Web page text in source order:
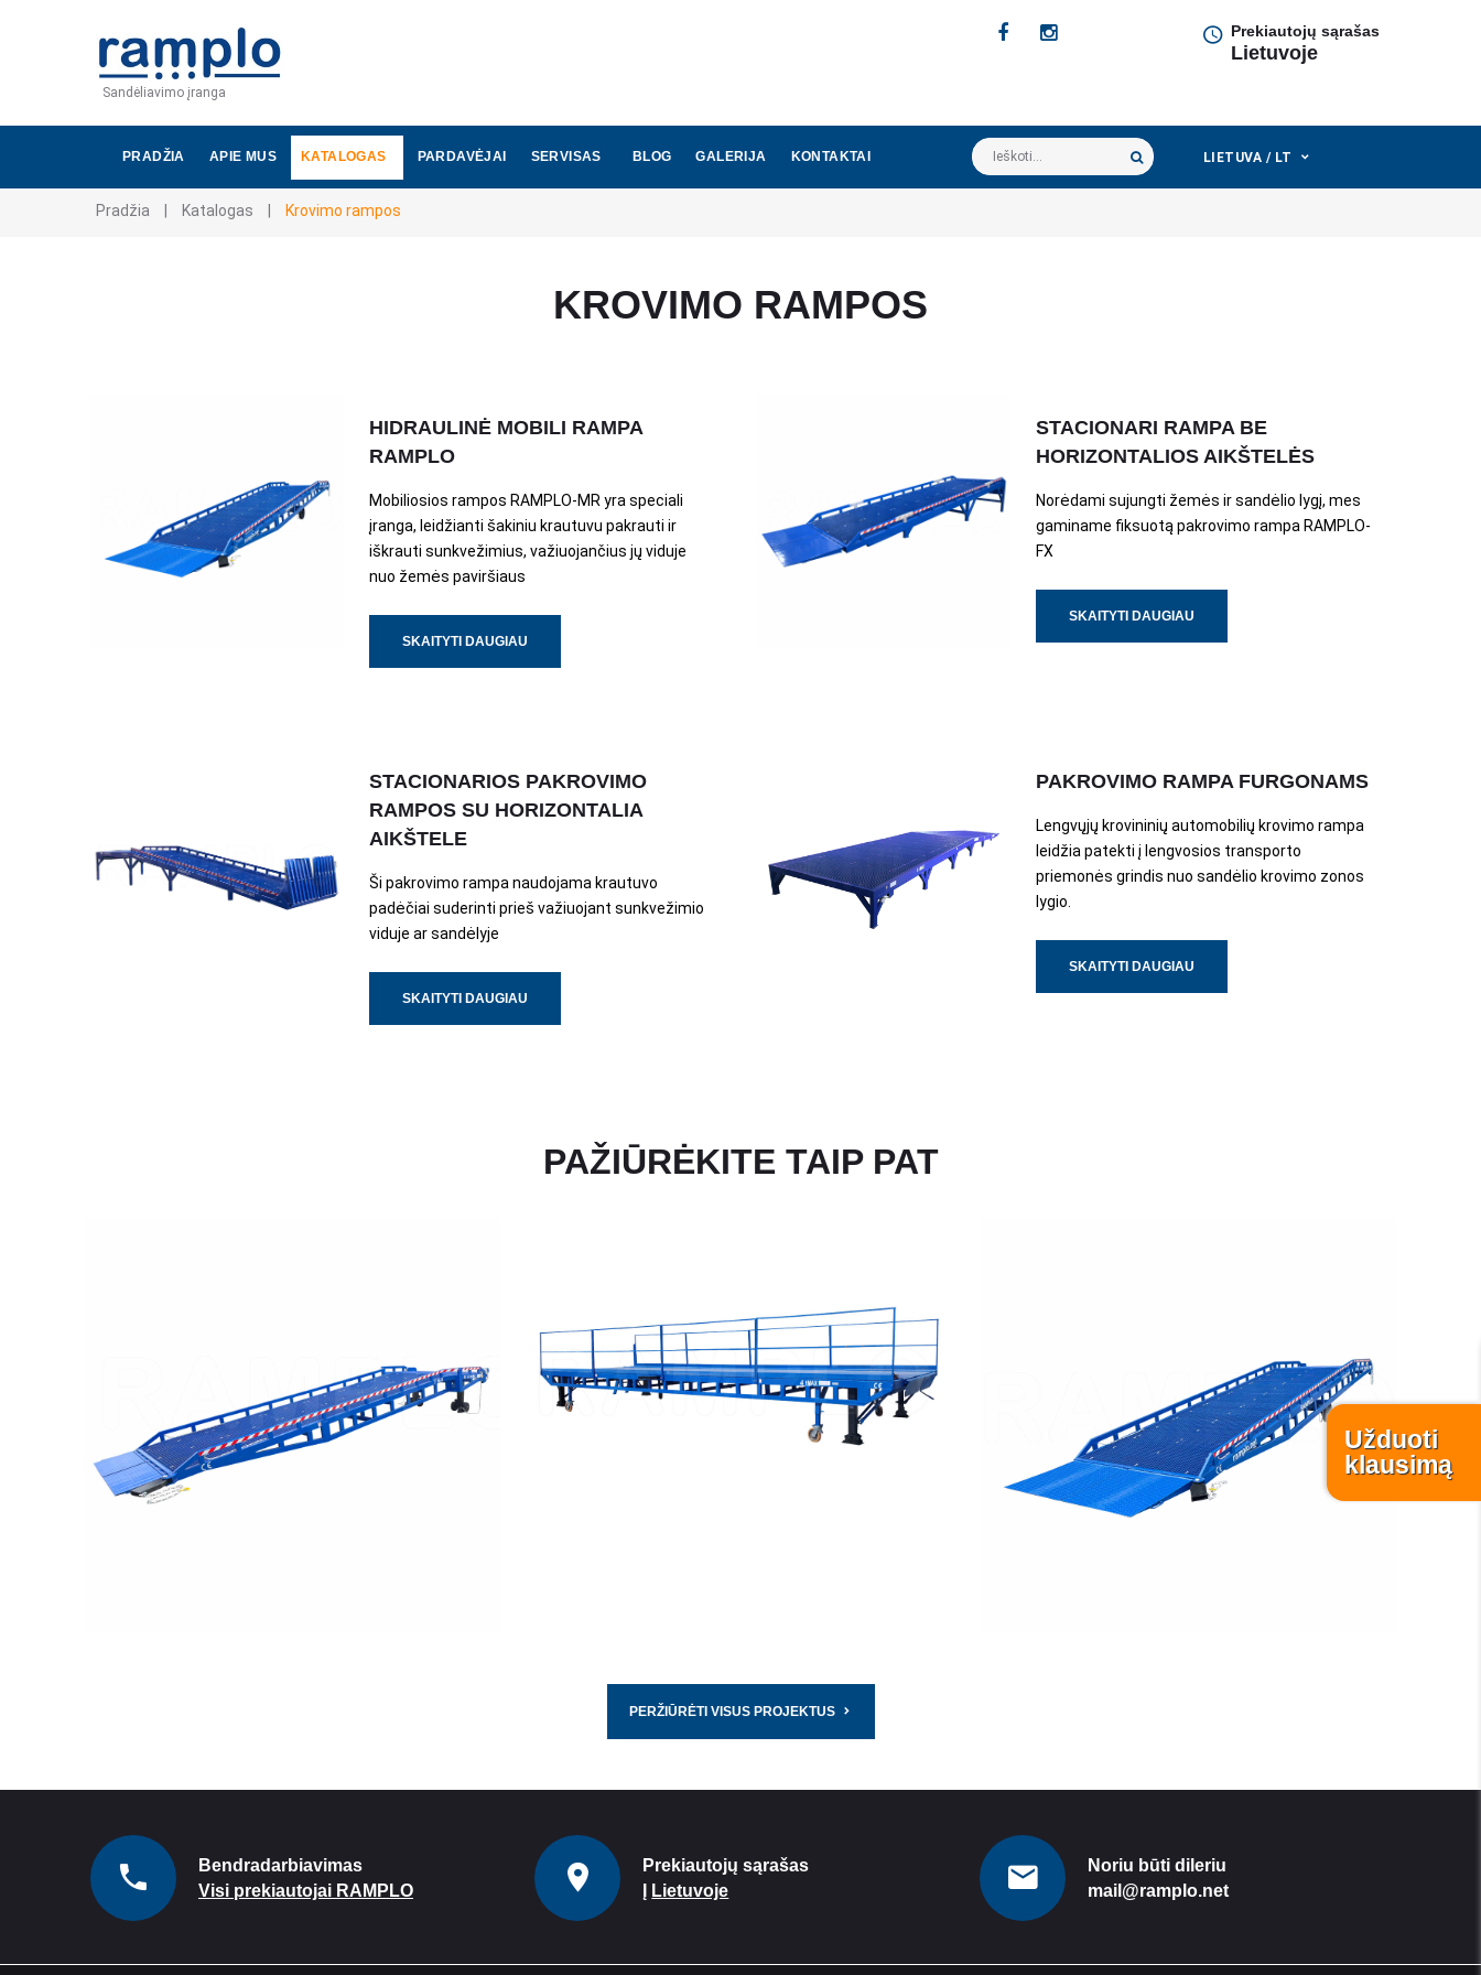
Sandėliavimo įranga
Prekiautojų sąrašas
Lietuvoje
PRADŽIA APIE MUS KATALOGAS PARDAVĖJAI SERVISAS BLOG GALERIJA KONTAKTAI Ieškoti... LIETUVA / LT
Pradžia Katalogas Krovimo rampos
KROVIMO RAMPOS
HIDRAULINĖ MOBILI RAMPA
RAMPLO
Mobiliosios rampos RAMPLO-MR yra speciali
įranga, leidžianti šakiniu krautuvu pakrauti ir
iškrauti sunkvežimius, važiuojančius jų viduje
nuo žemės paviršiaus
SKAITYTI DAUGIAU
STACIONARI RAMPA BE
HORIZONTALIOS AIKŠTELĖS
Norėdami sujungti žemės ir sandėlio lygį, mes
gaminame fiksuotą pakrovimo rampa RAMPLO-
FX
SKAITYTI DAUGIAU
STACIONARIOS PAKROVIMO
RAMPOS SU HORIZONTALIA
AIKŠTELE
Ši pakrovimo rampa naudojama krautuvo
padėčiai suderinti prieš važiuojant sunkvežimio
viduje ar sandėlyje
SKAITYTI DAUGIAU
PAKROVIMO RAMPA FURGONAMS
Lengvųjų krovininių automobilių krovimo rampa
leidžia patekti į lengvosios transporto
priemonės grindis nuo sandėlio krovimo zonos
lygio.
SKAITYTI DAUGIAU
PAŽIŪRĖKITE TAIP PAT
PERŽIŪRĖTI VISUS PROJEKTUS
Užduoti
klausimą
Bendradarbiavimas
Visi prekiautojai RAMPLO
Prekiautojų sąrašas
Lietuvoje
Noriu būti dileriu
mail@ramplo.net